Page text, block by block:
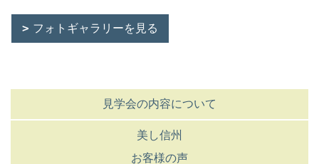
フォトギャラリーを見る
見学会の内容について
美し信州
お客様の声